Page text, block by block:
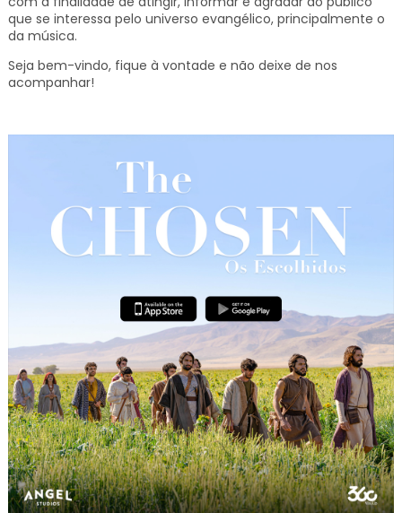
que se interessa pelo universo evangélico, principalmente o
da música.
Seja bem-vindo, fique à vontade e não deixe de nos
acompanhar!